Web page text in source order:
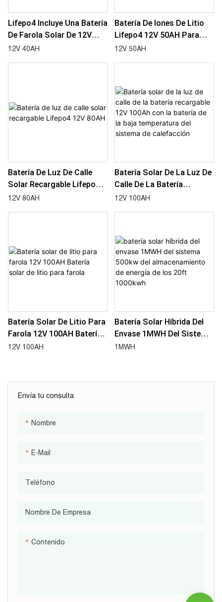
Envía tu consulta
Nombre
E-Mail
Teléfono
Nombre De Empresa
Contenido
Lifepo4 Incluye Una Batería
De Farola Solar De 12V
40AH Para Farola Solar De
12V 40AH
Batería De Iones De Litio
Lifepo4 12V 50AH Para
Farola Solar
12V 50AH
Batería De Luz De Calle
Solar Recargable Lifepo4
12V 80AH
12V 80AH
Batería Solar De La Luz De
Calle De La Batería
Recargable 12V 100Ah Con
12V 100AH
Batería Solar De Litio Para
Farola 12V 100AH ​​Batería
Solar De Litio Para Farola
12V 100AH
Batería Solar Híbrida Del
Envase 1MWH Del Sistema
500kw Del
1000kwh
1MWH